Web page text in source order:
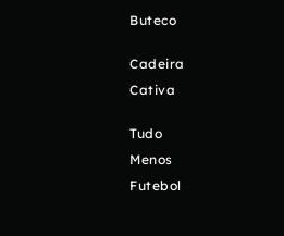
Buteco
Cadeira
Cativa
Tudo
Menos
Futebol